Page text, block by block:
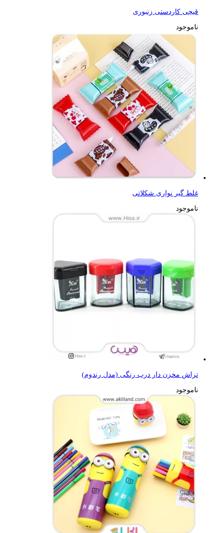
قیچی کاردستی زنبوری
ناموجود
غلط گیر نواری شکلاتی
ناموجود
تراش مخزن دار درب رنگی (مدل رندوم)
ناموجود